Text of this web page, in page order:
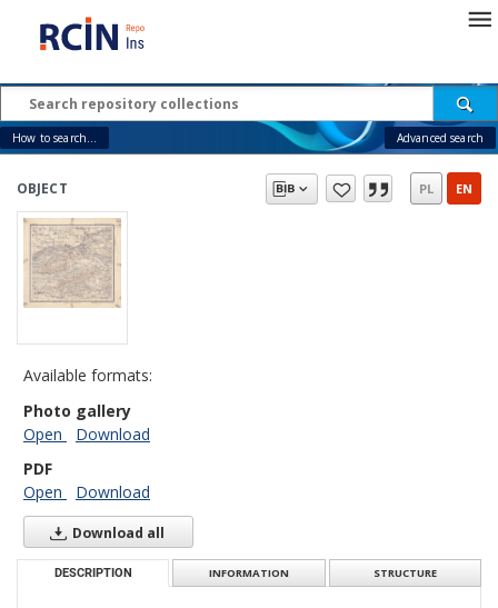
How to search... Advanced search
OBJECT PL EN
Available formats:
Photo gallery
Open
Download
PDF
Open
Download
Download all
DESCRIPTION INFORMATION STRUCTURE